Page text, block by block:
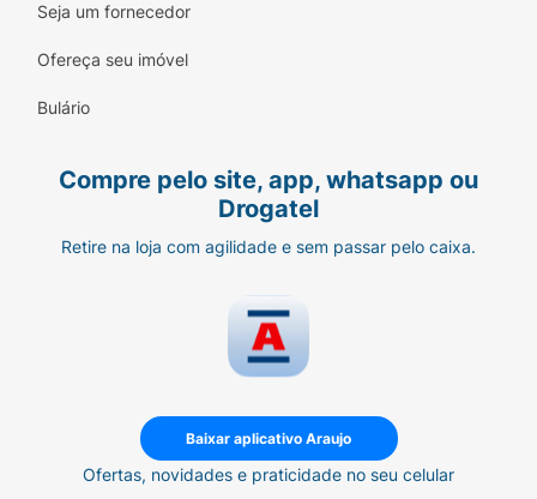
Seja um fornecedor
Ofereça seu imóvel
Bulário
Compre pelo site, app, whatsapp ou
Drogatel
Retire na loja com agilidade e sem passar pelo caixa.
Baixar aplicativo Araujo
Ofertas, novidades e praticidade no seu celular